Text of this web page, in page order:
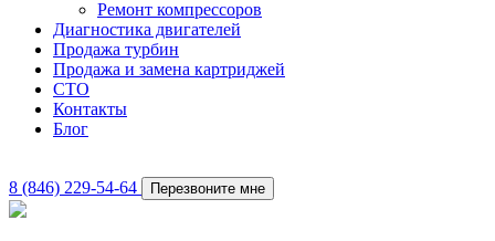
Ремонт компрессоров
Диагностика двигателей
Продажа турбин
Продажа и замена картриджей
СТО
Контакты
Блог
8 (846) 229-54-64 Перезвоните мне